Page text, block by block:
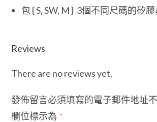
包 { S, SW, M } 3個不同尺碼的矽
Reviews
There are no reviews yet.
發佈留言必須填寫的電子郵件地址
欄位標示為
*